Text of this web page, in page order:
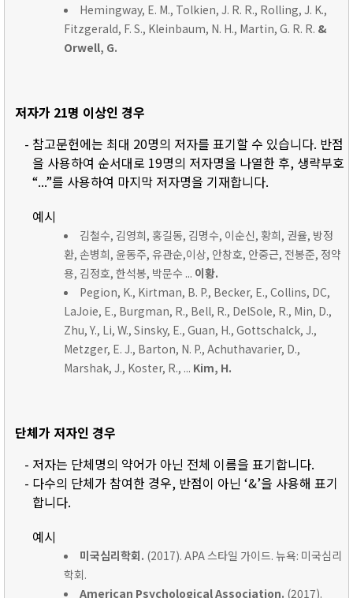
Hemingway, E. M., Tolkien, J. R. R., Rolling, J. K.,
Fitzgerald, F. S., Kleinbaum, N. H., Martin, G. R. R. &
Orwell, G.
저자가 21명 이상인 경우
- 참고문헌에는 최대 20명의 저자를 표기할 수 있습니다. 반점
을 사용하여 순서대로 19명의 저자명을 나열한 후, 생략부호
“...”를 사용하여 마지막 저자명을 기재합니다.
예시
김철수, 김영희, 홍길동, 김명수, 이순신, 황희, 권율, 방정
환, 손병희, 윤동주, 유관순,이상, 안창호, 안중근, 전봉준, 정약
용, 김정호, 한석봉, 박문수 ... 이황.
Pegion, K., Kirtman, B. P., Becker, E., Collins, DC,
LaJoie, E., Burgman, R., Bell, R., DelSole, R., Min, D.,
Zhu, Y., Li, W., Sinsky, E., Guan, H., Gottschalck, J.,
Metzger, E. J., Barton, N. P., Achuthavarier, D.,
Marshak, J., Koster, R., ... Kim, H.
단체가 저자인 경우
- 저자는 단체명의 약어가 아닌 전체 이름을 표기합니다.
- 다수의 단체가 참여한 경우, 반점이 아닌 ‘&’을 사용해 표기
합니다.
예시
미국심리학회. (2017). APA 스타일 가이드. 뉴욕: 미국심리
학회.
American Psychological Association. (2017).